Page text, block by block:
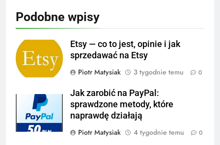
Podobne wpisy
Etsy — co to jest, opinie i jak
sprzedawać na Etsy
Piotr Matysiak
3 tygodnie temu 0
Jak zarobić na PayPal:
sprawdzone metody, które
naprawdę działają
Piotr Matysiak
4 tygodnie temu 0